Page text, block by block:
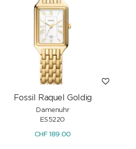
Fossil Raquel Goldig
Damenuhr
ES5220
CHF189.00